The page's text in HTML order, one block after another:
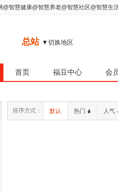
@智慧健康@智慧养老@智慧社区@智慧生
总站 ▼切换地区
首页 福豆中心 会
排序方式： 默认 热门 人气